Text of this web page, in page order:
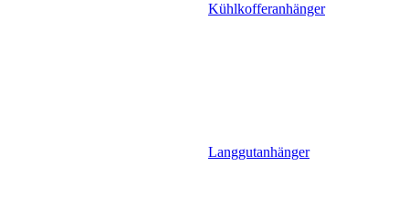
Kühlkofferanhänger
Langgutanhänger